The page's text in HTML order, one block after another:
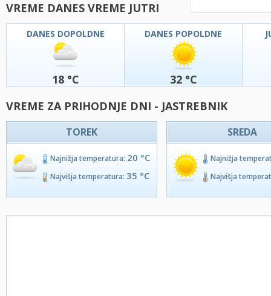
VREME DANES VREME JUTRI
DANES DOPOLDNE
18 °C
DANES POPOLDNE
32 °C
VREME ZA PRIHODNJE DNI - JASTREBNIK
TOREK
Najnižja temperatura: 20 °C
Najvišja temperatura: 35 °C
SREDA
Najnižja
Najvišja